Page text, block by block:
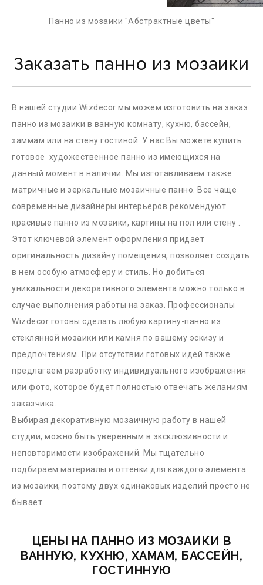
Панно из мозаики "Абстрактные цветы"
Заказать панно из мозаики
В нашей студии Wizdecor мы можем изготовить на заказ
панно из мозаики в ванную комнату, кухню, бассейн,
хаммам или на стену гостиной. У нас Вы можете купить
готовое художественное панно из имеющихся на
данный момент в наличии. Мы изготавливаем также
матричные и зеркальные мозаичные панно. Все чаще
современные дизайнеры интерьеров рекомендуют
красивые панно из мозаики, картины на пол или стену .
Этот ключевой элемент оформления придает
оригинальность дизайну помещения, позволяет создать
в нем особую атмосферу и стиль. Но добиться
уникальности декоративного элемента можно только в
случае выполнения работы на заказ. Профессионалы
Wizdecor готовы сделать любую картину-панно из
стеклянной мозаики или камня по вашему эскизу и
предпочтениям. При отсутствии готовых идей также
предлагаем разработку индивидуального изображения
или фото, которое будет полностью отвечать желаниям
заказчика.
Выбирая декоративную мозаичную работу в нашей
студии, можно быть уверенным в эксклюзивности и
неповторимости изображений. Мы тщательно
подбираем материалы и оттенки для каждого элемента
из мозаики, поэтому двух одинаковых изделий просто не
бывает.
ЦЕНЫ НА ПАННО ИЗ МОЗАИКИ В
ВАННУЮ, КУХНЮ, ХАМАМ, БАССЕЙН,
ГОСТИННУЮ